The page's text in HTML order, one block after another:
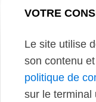
VOTRE
Le site utilise
son contenu
politique de
sur le terminal